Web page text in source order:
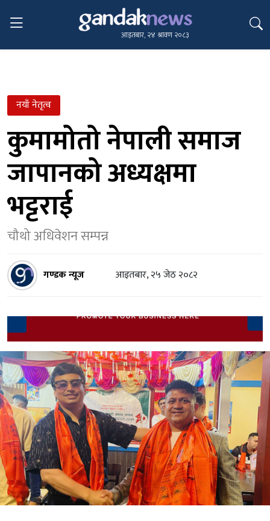
आइतबार, २४ श्रावण २०८३
नयाँ नेतृत्व
कुमामोतो नेपाली समाज
जापानको अध्यक्षमा
भट्टराई
चौथो अधिवेशन सम्पन्न
गण्डक न्यूज आइतबार, २५ जेठ २०८२